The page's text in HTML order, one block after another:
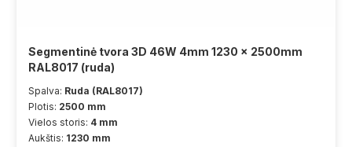
Segmentinė tvora 3D 46W 4mm 1230 x 2500mm
RAL8017 (ruda)
Spalva: Ruda (RAL8017)
Plotis: 2500 mm
Vielos storis: 4 mm
Aukštis: 1230 mm